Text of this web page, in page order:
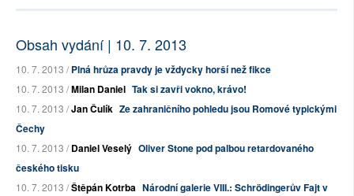
Obsah vydání | 10. 7. 2013
10. 7. 2013 /Plná hrůza pravdy je vždycky horší než fikce
10. 7. 2013 /Milan Daniel Tak si zavři vokno, krávo!
10. 7. 2013 /Jan Čulík Ze zahraničního pohledu jsou Romové typickými
Čechy
10. 7. 2013 /Daniel Veselý Oliver Stone pod palbou retardovaného
českého tisku
10. 7. 2013 /Štěpán Kotrba Národní galerie VIII.: Schrödingerův Fajt v